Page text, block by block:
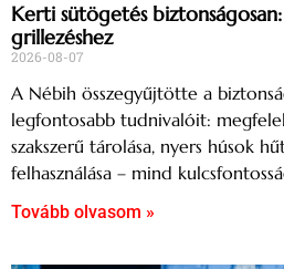
Kerti sütögetés
grillezéshez
2026-08-07
A Nébih összegyűjtötte a
legfontosabb tudnivalóit:
szakszerű tárolása, nyers húsok
felhasználása – mind
Tovább olvasom »